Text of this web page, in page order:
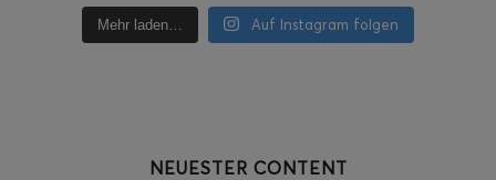
Mehr laden… Auf Instagram folgen
NEUESTER CONTENT